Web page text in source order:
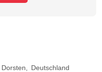
Dorsten
Deutschland